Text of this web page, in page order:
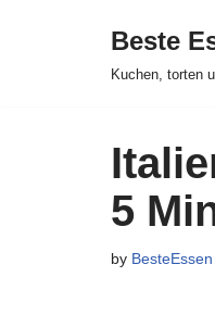
Beste
Kuchen, torten
5
by BesteEssen